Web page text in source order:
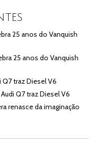
25 anos do Vanquish
25 anos do Vanquish
Q7 traz Diesel V6
Q7 traz Diesel V6
renasce da imaginação